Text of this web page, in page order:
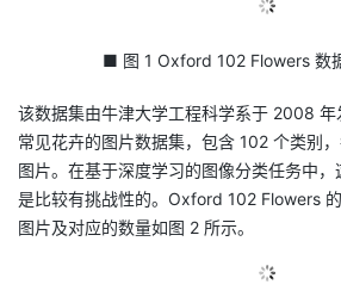
■ 图 1 Oxford 102 Flowers 数
该数据集由牛津大学工程科学系于 2008 年
常见花卉的图片数据集，包含 102 个类别
图片。在基于深度学习的图像分类任务中
是比较有挑战性的。Oxford 102 Flowers
图片及对应的数量如图 2 所示。